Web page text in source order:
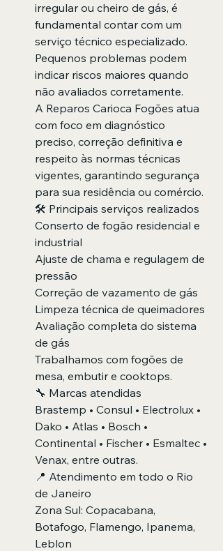
irregular ou cheiro de gás, é
fundamental contar com um
serviço técnico especializado.
Pequenos problemas podem
indicar riscos maiores quando
não avaliados corretamente.
A Reparos Carioca Fogões atua
com foco em diagnóstico
preciso, correção definitiva e
respeito às normas técnicas
vigentes, garantindo segurança
para sua residência ou comércio.
🛠️ Principais serviços realizados
Conserto de fogão residencial e
industrial
Ajuste de chama e regulagem de
pressão
Correção de vazamento de gás
Limpeza técnica de queimadores
Avaliação completa do sistema
de gás
Trabalhamos com fogões de
mesa, embutir e cooktops.
🔧 Marcas atendidas
Brastemp • Consul • Electrolux •
Dako • Atlas • Bosch •
Continental • Fischer • Esmaltec •
Venax, entre outras.
📍 Atendimento em todo o Rio
de Janeiro
Zona Sul: Copacabana,
Botafogo, Flamengo, Ipanema,
Leblon